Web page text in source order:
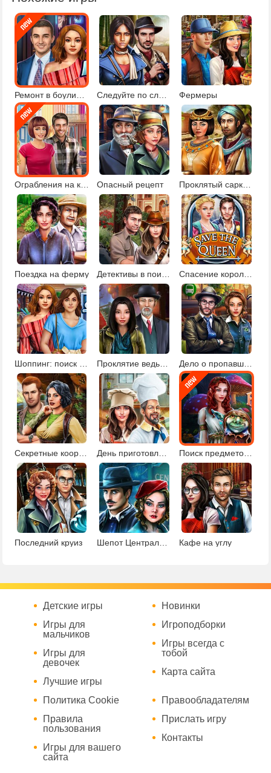
Следуйте по следам Фермеры
Ограбления на курорте Опасный рецепт Проклятый саркофаг
Поездка на ферму Спасение королевы
Проклятие ведьмы Дело о пропавшем подростке
Секретные координаты День приготовления пищи Поиск предметов в сказочном лесу
Последний круиз Шепот Центрального парка Кафе на углу
Детские игры
Игры для
мальчиков
Игры для
девочек
Лучшие игры
Новинки
Игроподборки
Игры всегда с
тобой
Карта сайта
Политика Cookie
Правила
пользования
Игры для вашего
сайта
Правообладателям
Прислать игру
Контакты